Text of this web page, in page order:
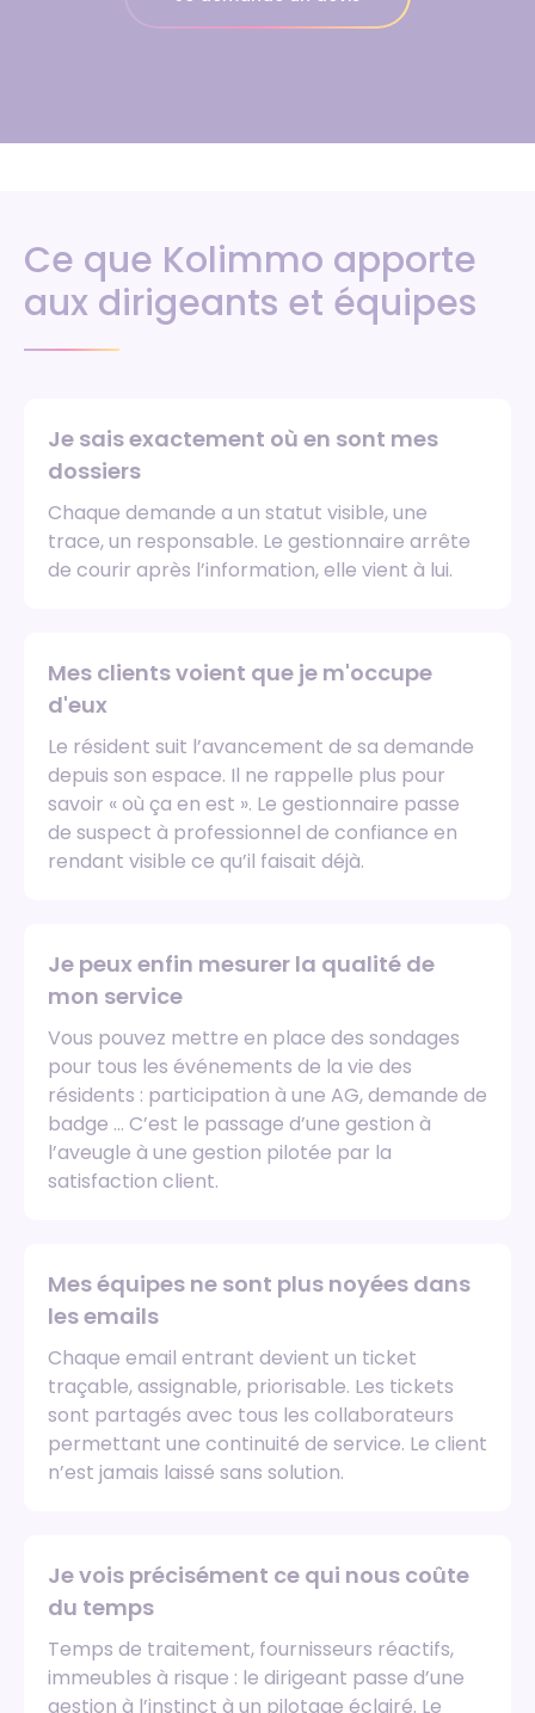
Ce que Kolimmo apporte
aux dirigeants et équipes
Je sais exactement où en sont mes
dossiers
Chaque demande a un statut visible, une
trace, un responsable. Le gestionnaire arrête
de courir après l’information, elle vient à lui.
Mes clients voient que je m'occupe
d'eux
Le résident suit l’avancement de sa demande
depuis son espace. Il ne rappelle plus pour
savoir « où ça en est ». Le gestionnaire passe
de suspect à professionnel de confiance en
rendant visible ce qu’il faisait déjà.
Je peux enfin mesurer la qualité de
mon service
Vous pouvez mettre en place des sondages
pour tous les événements de la vie des
résidents : participation à une AG, demande de
badge … C’est le passage d’une gestion à
l’aveugle à une gestion pilotée par la
satisfaction client.
Mes équipes ne sont plus noyées dans
les emails
Chaque email entrant devient un ticket
traçable, assignable, priorisable. Les tickets
sont partagés avec tous les collaborateurs
permettant une continuité de service. Le client
n’est jamais laissé sans solution.
Je vois précisément ce qui nous coûte
du temps
Temps de traitement, fournisseurs réactifs,
immeubles à risque : le dirigeant passe d’une
gestion à l’instinct à un pilotage éclairé. Le